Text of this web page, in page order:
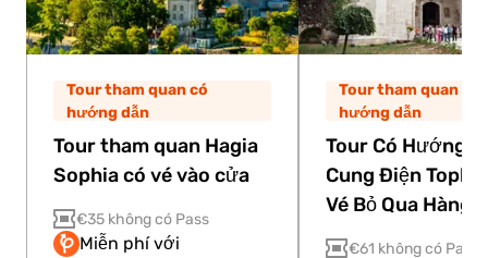
Tour tham quan có
hướng dẫn
Tour tham quan Hagia
Sophia có vé vào cửa
€35 không có Pass
Miễn phí với
Tour tham quan có
hướng dẫn
Tour Có Hướng
Cung Điện
Vé Bỏ Qua Hàng
€61 không có Pass